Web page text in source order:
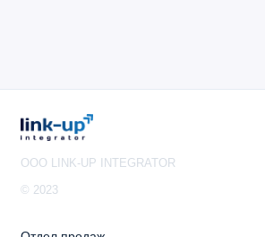
OOO LINK-UP INTEGRATOR
© 2023